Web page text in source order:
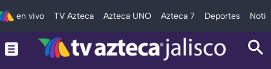
en vivo TV Azteca Azteca UNO Azteca 7 Deportes